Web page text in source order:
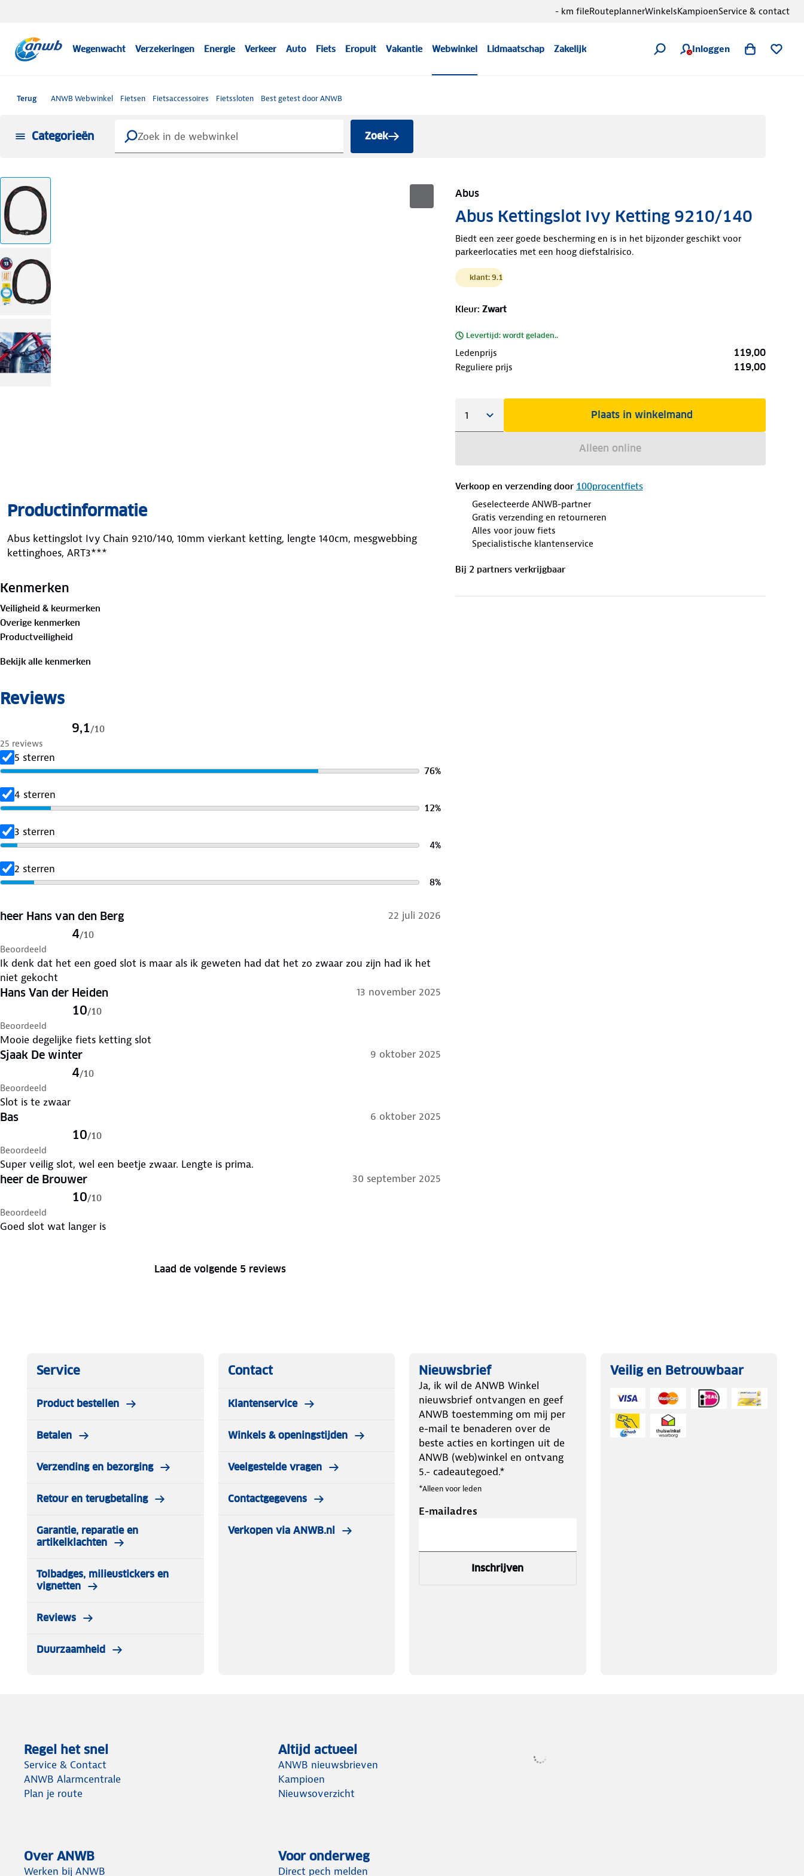
Wegenwacht Verzekeringen Energie Verkeer Auto Fiets Eropuit Vakantie Webwinkel Lidmaatschap Zakelijk Inloggen
- km fileRouteplannerWinkelsKampioenService & contact
Terug ANWB Webwinkel Fietsen Fietsaccessoires Fietssloten Best getest door ANWB
Categorieën Zoek
Abus
Abus Kettingslot Ivy Ketting 9210/140
Biedt een zeer goede bescherming en is in het bijzonder geschikt voor
parkeerlocaties met een hoog diefstalrisico.
klant: 9.1
Kleur: Zwart
Levertijd: wordt geladen..
Ledenprijs 119,00
Reguliere prijs 119,00
Plaats in winkelmand
Alleen online
Verkoop en verzending door 100procentfiets
Geselecteerde ANWB-partner
Gratis verzending en retourneren
Alles voor jouw fiets
Specialistische klantenservice
Bij 2 partnersverkrijgbaar
Productinformatie
Abus kettingslot Ivy Chain 9210/140, 10mm vierkant ketting, lengte 140cm, mesgwebbing
kettinghoes, ART3***
Kenmerken
Veiligheid & keurmerken
Overige kenmerken
Productveiligheid
Bekijk alle kenmerken
Reviews
9,1/10
25 reviews
5 sterren
76%
4 sterren
12%
3 sterren
4%
2 sterren
8%
heer Hans van den Berg 22 juli 2026
4/10
Beoordeeld
Ik denk dat het een goed slot is maar als ik geweten had dat het zo zwaar zou zijn had ik het
niet gekocht
Hans Van der Heiden 13 november 2025
10/10
Beoordeeld
Mooie degelijke fiets ketting slot
Sjaak De winter 9 oktober 2025
4/10
Beoordeeld
Slot is te zwaar
Bas 6 oktober 2025
10/10
Beoordeeld
Super veilig slot, wel een beetje zwaar. Lengte is prima.
heer de Brouwer 30 september 2025
10/10
Beoordeeld
Goed slot wat langer is
Laad de volgende 5 reviews
Service
Product bestellen
Betalen
Verzending en bezorging
Retour en terugbetaling
Garantie, reparatie en
artikelklachten
Tolbadges, milieustickers en
vignetten
Reviews
Duurzaamheid
Contact
Klantenservice
Winkels & openingstijden
Veelgestelde vragen
Contactgegevens
Verkopen via ANWB.nl
Nieuwsbrief
Ja, ik wil de ANWB Winkel
nieuwsbrief ontvangen en geef
ANWB toestemming om mij per
e-mail te benaderen over de
beste acties en kortingen uit de
ANWB (web)winkel en ontvang
5.- cadeautegoed.*
*Alleen voor leden
E-mailadres
Inschrijven
Veilig en Betrouwbaar
Regel het snel
Service & Contact
ANWB Alarmcentrale
Plan je route
Altijd actueel
ANWB nieuwsbrieven
Kampioen
Nieuwsoverzicht
Over ANWB
Werken bij ANWB
Voor onderweg
Direct pech melden